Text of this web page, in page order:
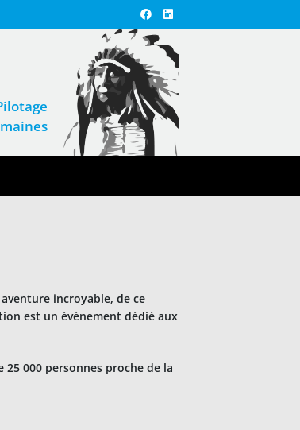
incroyable, de ce
est un événement dédié aux
000 personnes proche de la